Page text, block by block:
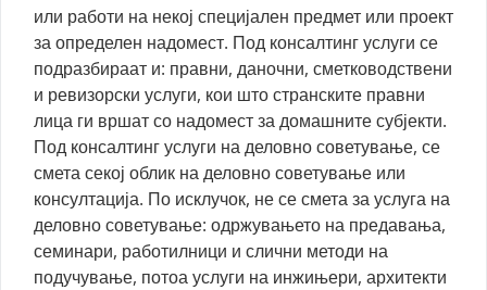
или работи на некој специјален предмет или проект
за определен надомест. Под консалтинг услуги се
подразбираат и: правни, даночни, сметководствени
и ревизорски услуги, кои што странските правни
лица ги вршат со надомест за домашните субјекти.
Под консалтинг услуги на деловно советување, се
смета секој облик на деловно советување или
консултација. По исклучок, не се смета за услуга на
деловно советување: одржувањето на предавања,
семинари, работилници и слични методи на
подучување, потоа услуги на инжињери, архитекти